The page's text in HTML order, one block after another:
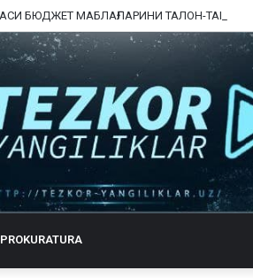
PROKURATURA